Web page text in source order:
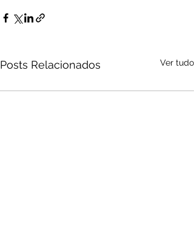
Posts Relacionados Ver tudo